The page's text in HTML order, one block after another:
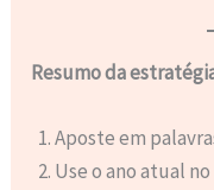
Resumo da
Aposte em
Use o ano atual